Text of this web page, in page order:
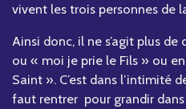
vivent les trois personnes de
Ainsi donc, il ne s’agit plus
ou « moi je prie le Fils » ou
Saint ». C’est dans l’intimité
faut rentrer pour grandir